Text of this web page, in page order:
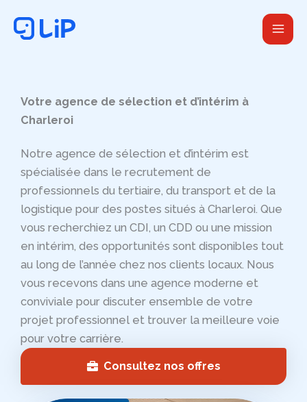
Votre agence de sélection et d’intérim à
Charleroi
Notre agence de sélection et d’intérim est
spécialisée dans le recrutement de
professionnels du tertiaire, du transport et de la
logistique pour des postes situés à Charleroi. Que
vous recherchiez un CDI, un CDD ou une mission
en intérim, des opportunités sont disponibles tout
au long de l’année chez nos clients locaux. Nous
vous recevons dans une agence moderne et
conviviale pour discuter ensemble de votre
projet professionnel et trouver la meilleure voie
pour votre carrière.
Consultez nos offres